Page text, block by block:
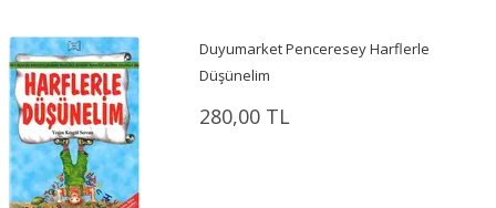
Duyumarket Penceresey Harflerle
Düşünelim
280,00 TL